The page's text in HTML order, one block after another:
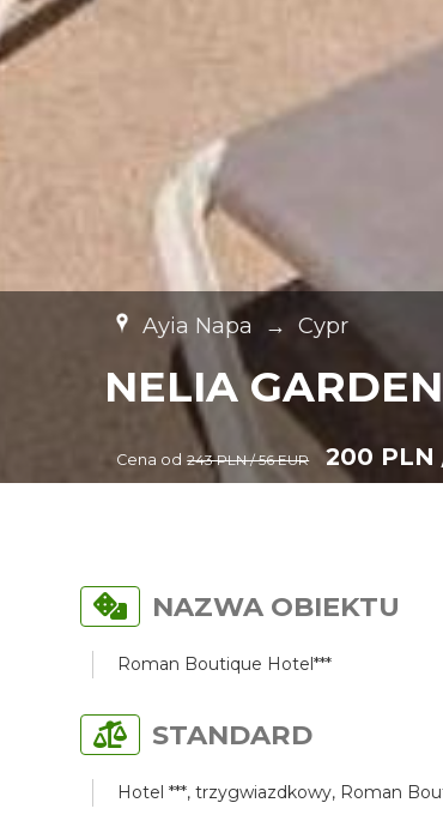
Ayia Napa → Cypr
NELIA
Cena od 243 PLN / 56 EUR 200 PLN
NAZWA OBIEKTU
Roman Boutique Hotel***
STANDARD
Hotel ***, trzygwiazdkowy, Roman